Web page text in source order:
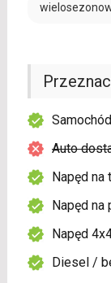
Auto
Napęd na
Napęd na
Napęd
Diesel /